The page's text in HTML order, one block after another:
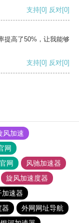
支持[0] 反对[0]
提高了50%，让我能够
支持[0] 反对[0]
风加速
网
网
风驰加速器
旋风加速度器
加速器
器
外网网址导航